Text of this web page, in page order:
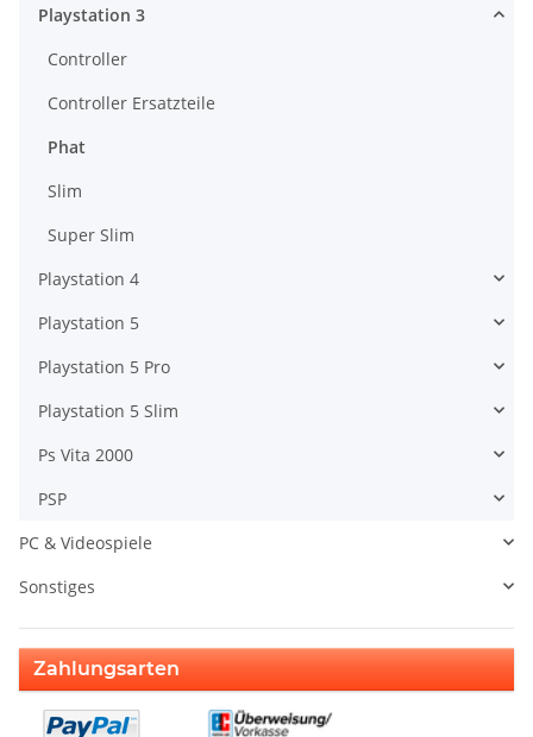
Playstation 3
Controller
Controller Ersatzteile
Phat
Slim
Super Slim
Playstation 4
Playstation 5
Playstation 5 Pro
Playstation 5 Slim
Ps Vita 2000
PSP
PC & Videospiele
Sonstiges
Zahlungsarten